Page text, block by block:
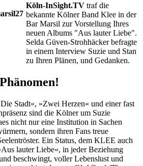
Köln-InSight.TV traf die
bekannte Kölner Band Klee in der
Bar Marsil zur Vorstellung Ihres
neuen Albums "Aus lauter Liebe".
Selda Güven-Strohhäcker befragte
in einem Interview Suzie und Stan
zu Ihren Plänen, und Gedanken.
Stadt«, »Zwei Herzen« und einer fast
sind die Kölner um Suzie
nicht nur eine Institution in Sachen
sondern ihren Fans treue
Ein Status, dem KLEE auch
lauter Liebe«, in jeder Beziehung
beschwingt, voller Lebenslust und